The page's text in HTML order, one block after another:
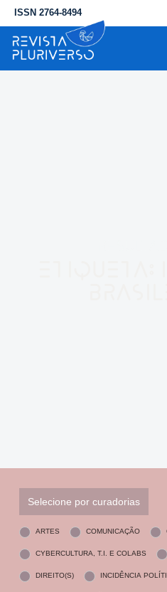
ISSN 2764-8494
Selecione por curadorias
ARTES COMUNICAÇÃO
CYBERCULTURA, T.I. E COLABS
DIREITO(S) INCIDÊNCIA